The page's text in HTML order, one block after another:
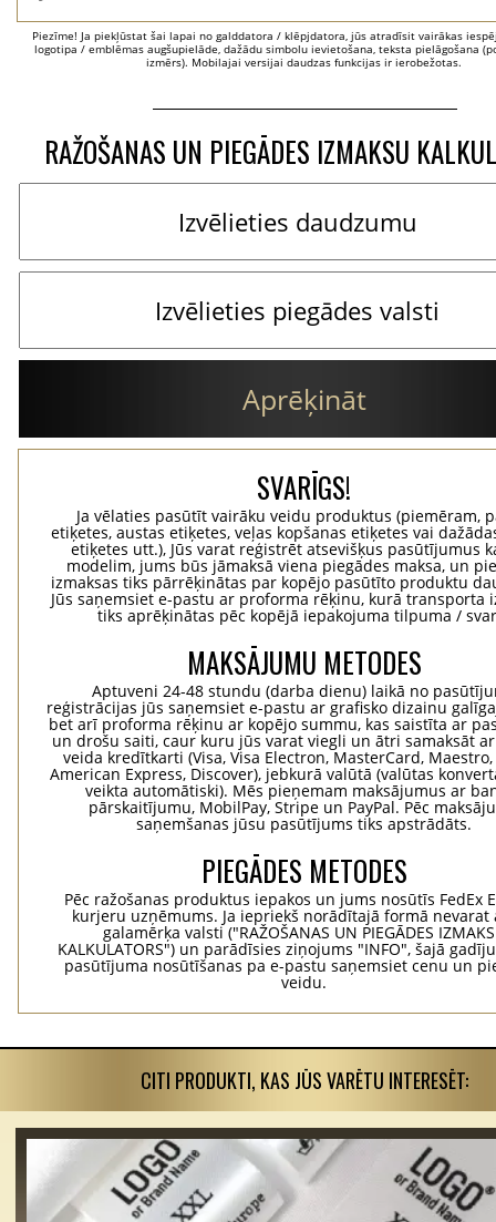
Piezīme! Ja piekļūstat šai lapai no galddatora / klēpjdatora, jūs atradīsit vairākas
logotipa / emblēmas augšupielāde, dažādu simbolu ievietošana, teksta pielāgošana
izmērs). Mobilajai versijai daudzas funkcijas ir ierobežotas.
RAŽOŠANAS UN PIEGĀDES IZMAKSU
Aprēķināt
SVARĪGS!
Ja vēlaties pasūtīt vairāku veidu produktus (piemēram,
etiķetes, austas etiķetes, veļas kopšanas etiķetes vai
etiķetes utt.), Jūs varat reģistrēt atsevišķus pasūtījumus
modelim, jums būs jāmaksā viena piegādes maksa, un
izmaksas tiks pārrēķinātas par kopējo pasūtīto produktu
Jūs saņemsiet e-pastu ar proforma rēķinu, kurā transporta
tiks aprēķinātas pēc kopējā iepakojuma tilpuma /
MAKSĀJUMU METODES
Aptuveni 24-48 stundu (darba dienu) laikā no
reģistrācijas jūs saņemsiet e-pastu ar grafisko dizainu
bet arī proforma rēķinu ar kopējo summu, kas saistīta ar
un drošu saiti, caur kuru jūs varat viegli un ātri samaksāt
veida kredītkarti (Visa, Visa Electron, MasterCard,
American Express, Discover), jebkurā valūtā (valūtas
veikta automātiski). Mēs pieņemam maksājumus ar
pārskaitījumu, MobilPay, Stripe un PayPal. Pēc
saņemšanas jūsu pasūtījums tiks apstrādāts.
PIEGĀDES METODES
Pēc ražošanas produktus iepakos un jums nosūtīs FedEx
kurjeru uzņēmums. Ja iepriekš norādītajā formā nevarat
galamērķa valsti ("RAŽOŠANAS UN PIEGĀDES
KALKULATORS") un parādīsies ziņojums "INFO", šajā
pasūtījuma nosūtīšanas pa e-pastu saņemsiet cenu un
veidu.
CITI PRODUKTI, KAS JŪS VARĒTU INTERESĒT: